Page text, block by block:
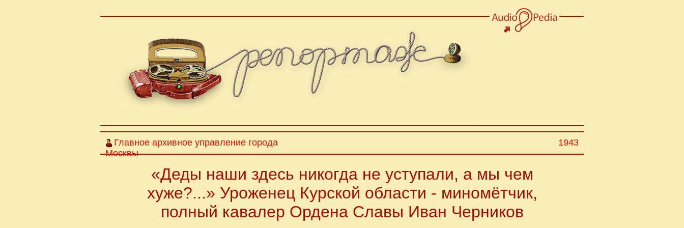
Главное архивное управление города
Москвы
1943
«Деды наши здесь никогда не уступали, а мы чем
хуже?...» Уроженец Курской области - миномётчик,
полный кавалер Ордена Славы Иван Черников